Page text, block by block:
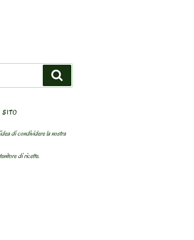
SITO
di condividere la nostra
di ricette.